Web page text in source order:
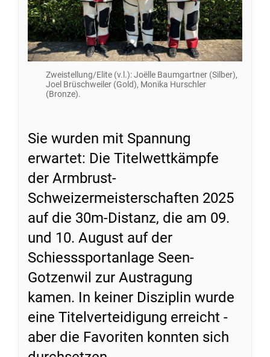
Zweistellung/Elite (v.l.): Joëlle Baumgartner (Silber),
Joel Brüschweiler (Gold), Monika Hurschler
(Bronze).
Sie wurden mit Spannung
erwartet: Die Titelwettkämpfe
der Armbrust-
Schweizermeisterschaften 2025
auf die 30m-Distanz, die am 09.
und 10. August auf der
Schiesssportanlage Seen-
Gotzenwil zur Austragung
kamen. In keiner Disziplin wurde
eine Titelverteidigung erreicht -
aber die Favoriten konnten sich